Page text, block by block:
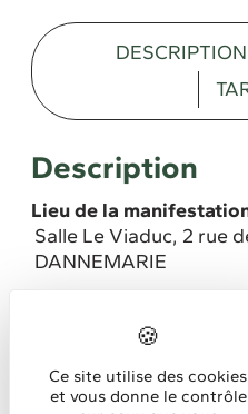
DESCRIPTION
Description
Lieu de la
Salle Le Viaduc, 2 rue
DANNEMARIE
Le Foyer de la Culture
Le groupe Graffiti
et nul doute qu'à la fin
Ce site utilise des cookies
et vous donne le contrôle